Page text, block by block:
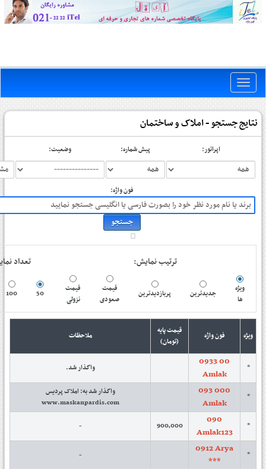
Toggle
نتایج جستجو - املاک و ساختمان
اپراتور: پیش شماره: وضعیت:
فون واژه:
ترتیب نمایش: تعداد
ویژه
ها
جدیدترین پربازدیدترین
قیمت
صعودی
قیمت
نزولی
50
100
ویژه فون واژه
قیمت پایه
(تومان)
ملاحظات
*
0933 00
Amlak
واگذار شد.
*
093 000
Amlak
واگذار شد به: املاک پردیس
www.maskanpardis.com
*
090
Amlak123
900,000
-
*
0912 Arya
***
-